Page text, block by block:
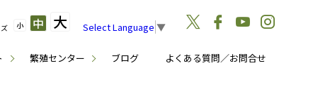
繁殖センター ブログ よくある質問／お問合せ
小 中 大 Select Language ▼